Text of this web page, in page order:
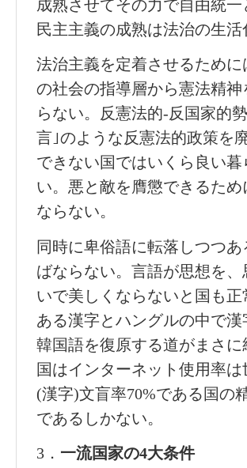
成熟させてその力で自由統
民主主義の成熟は法治の生活
法治主義を定着させるため
の社会の指導層から憲法精
らない。反憲法的-反国家的
言｣のような反憲法的政策を
できない国ではいくら良い
い。悪と敵を膺懲できるた
ならない。
同時に卑俗語に転落しつつ
ばならない。言語が思想を
いで美しくならないと国も
ある漢字とハングルの中で
韓国語を復原する道がまさ
国はインターネット使用率
(漢字)文盲率70%である国の
であるしかない。
3． 一流国家の4大条件